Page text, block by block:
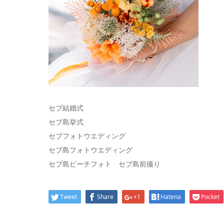
セブ結婚式
セブ島挙式
セブフォトウエディング
セブ島フォトウエディング
セブ島ビーチフォト セブ島前撮り
Tweet Share +1 Hatena Pocket